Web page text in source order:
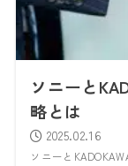
ソニーと
略とは
2025.02.16
ソニーと